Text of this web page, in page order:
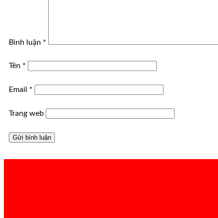
Bình luận *
Tên *
Email *
Trang web